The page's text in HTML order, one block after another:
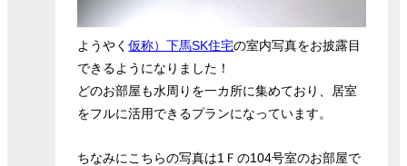
ようやく仮称）下馬SK住宅の室内写真をお披露目
できるようになりました！
どのお部屋も水周りを一カ所に集めており、居室
をフルに活用できるプランになっています。
ちなみにこちらの写真は1Ｆの104号室のお部屋で